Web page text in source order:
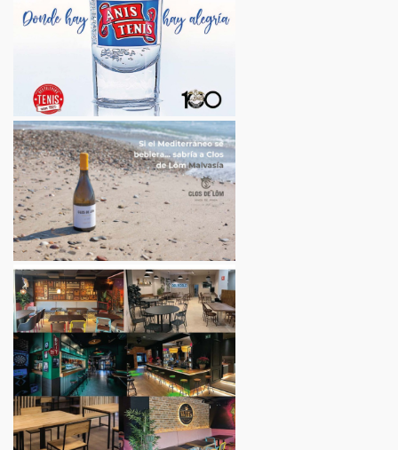
Avinguda de l'Estany, s/n
Chef Amadeo
Restaurantes
Carrer de Mallorca, 17
VER EMPRESA